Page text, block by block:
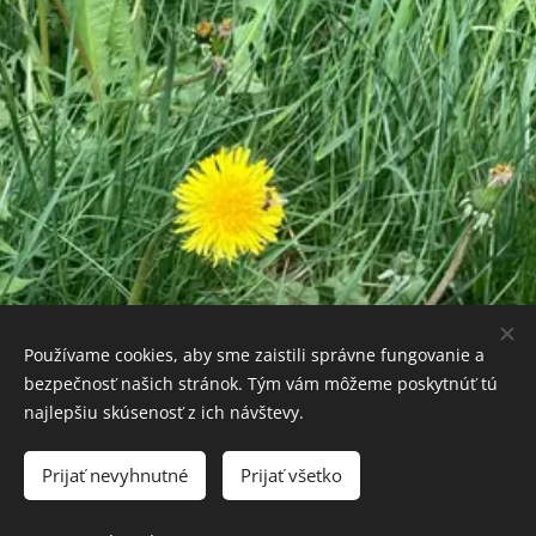
obsah vitamínu C.
A určite si radi
pochutnáte aj na
dobrom
šípkovom džeme
alebo sirupe,
ktorý si môžete
vždy na jeseň
pripraviť z čerstvo
nazbieraných
červených plodov.
Príroda vytvorila
všetko, čo človek
potrebuje
Používame cookies, aby sme zaistili správne fungovanie a
bezpečnosť našich stránok. Tým vám môžeme poskytnúť tú
najlepšiu skúsenosť z ich návštevy.
Prijať nevyhnutné Prijať všetko